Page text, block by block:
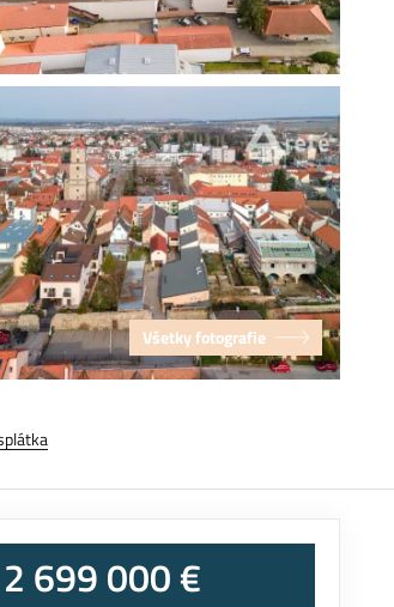
Všetky fotografie
2 699 000 €